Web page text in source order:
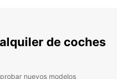
de coches
nuevos modelos